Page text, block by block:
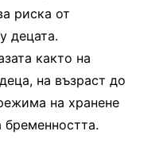
риска от
децата.
както на
на възраст до
на хранене
бременността.